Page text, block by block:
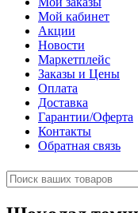
Мой кабинет
Акции
Новости
Маркетплейс
Заказы и Цены
Оплата
Доставка
Гарантии/Оферта
Контакты
Обратная связь